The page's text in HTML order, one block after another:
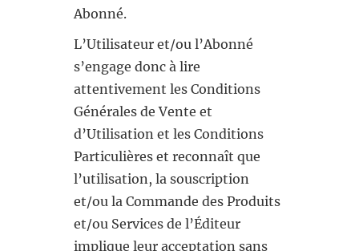
Abonné.
L’Utilisateur et/ou l’Abonné
s’engage donc à lire
attentivement les Conditions
Générales de Vente et
d’Utilisation et les Conditions
Particulières et reconnaît que
l’utilisation, la souscription
et/ou la Commande des Produits
et/ou Services de l’Éditeur
implique leur acceptation sans